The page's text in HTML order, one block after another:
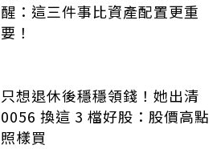
醒：這三件事比資產配置更重
要！
只想退休後穩穩領錢！她出清
0056 換這 3 檔好股：股價高點
照樣買